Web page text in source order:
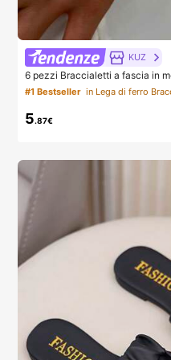
KUZ
6 pezzi Braccialetti a fascia in
tile vintage elegante, adatti per
vacanze, regalo, lusso discreto
#1 Bestseller in Lega di ferro
5.87€